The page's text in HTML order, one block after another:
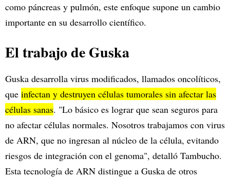
como páncreas y pulmón, este enfoque supone un cambio
importante en su desarrollo científico.
El trabajo de Guska
Guska desarrolla virus modificados, llamados oncolíticos,
que infectan y destruyen células tumorales sin afectar las
células sanas. "Lo básico es lograr que sean seguros para
no afectar células normales. Nosotros trabajamos con virus
de ARN, que no ingresan al núcleo de la célula, evitando
riesgos de integración con el genoma", detalló Tambucho.
Esta tecnología de ARN distingue a Guska de otros